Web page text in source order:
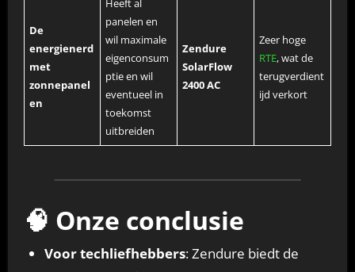
De
energienerd
met
zonnepanel
en
Heeft al
panelen en
wil maximale
eigenconsum
ptie en wil
eventueel in
toekomst
uitbreiden
Zendure
SolarFlow
2400 AC
Zeer hoge
RTE, wat de
terugverdient
ijd verkort
🧠 Onze conclusie
Voor techliefhebbers: Zendure biedt de